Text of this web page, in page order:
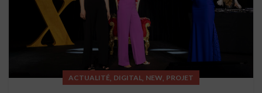
ACTUALITÉ, DIGITAL , NEW, PROJET